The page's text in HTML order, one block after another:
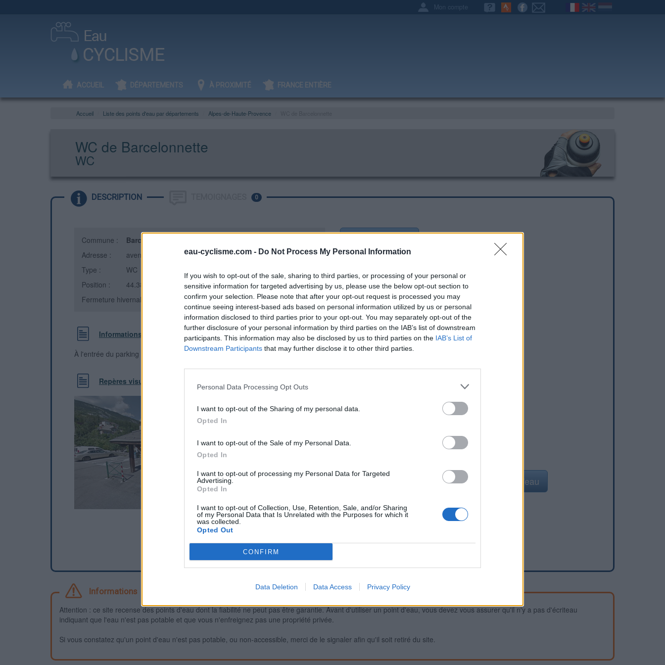
eau-cyclisme.com - Do Not Process My Personal Information
If you wish to opt-out of the sale, sharing to third parties, or processing of your personal or
sensitive information for targeted advertising by us, please use the below opt-out section to
confirm your selection. Please note that after your opt-out request is processed you may
continue seeing interest-based ads based on personal information utilized by us or personal
information disclosed to third parties prior to your opt-out. You may separately opt-out of the
further disclosure of your personal information by third parties on the IAB’s list of downstream
participants. This information may also be disclosed by us to third parties on the IAB’s List of
Downstream Participants that may further disclose it to other third parties.
Personal Data Processing Opt Outs
I want to opt-out of the Sharing of my personal data.
Opted In
I want to opt-out of the Sale of my Personal Data.
Opted In
I want to opt-out of processing my Personal Data for Targeted
Advertising.
Opted In
I want to opt-out of Collection, Use, Retention, Sale, and/or Sharing
of my Personal Data that Is Unrelated with the Purposes for which it
was collected.
Opted Out
CONFIRM
Data Deletion Data Access Privacy Policy
Mon compte
ACCUEIL DÉPARTEMENTS À PROXIMITÉ FRANCE ENTIÈRE
Accueil Liste des points d'eau par départements Alpes-de-Haute-Provence
WC de Barcelonnette
WC
DESCRIPTION 0
Commune : Barcelonnette
Adresse :
avenue de la libération
Type :
WC
Position :
44.387638°N, 6.654179°E
Fermeture hivernale : information inconnue
Informations complémentaires
À l'entrée du parking située devant la Poste.
Repères visuels
Signaler une erreur Ajouter un point d'eau
Informations
Attention : ce site recense des points d'eau dont la fiabilité ne peut pas être garantie. Avant d'utiliser un point d'eau, vous devez vous assurer qu'il n'y a pas d'écriteau
indiquant que l'eau n'est pas potable et que vous n'enfreignez pas une propriété privée.
Si vous constatez qu'un point d'eau n'est pas potable, ou non-accessible, merci de le signaler afin qu'il soit retiré du site.